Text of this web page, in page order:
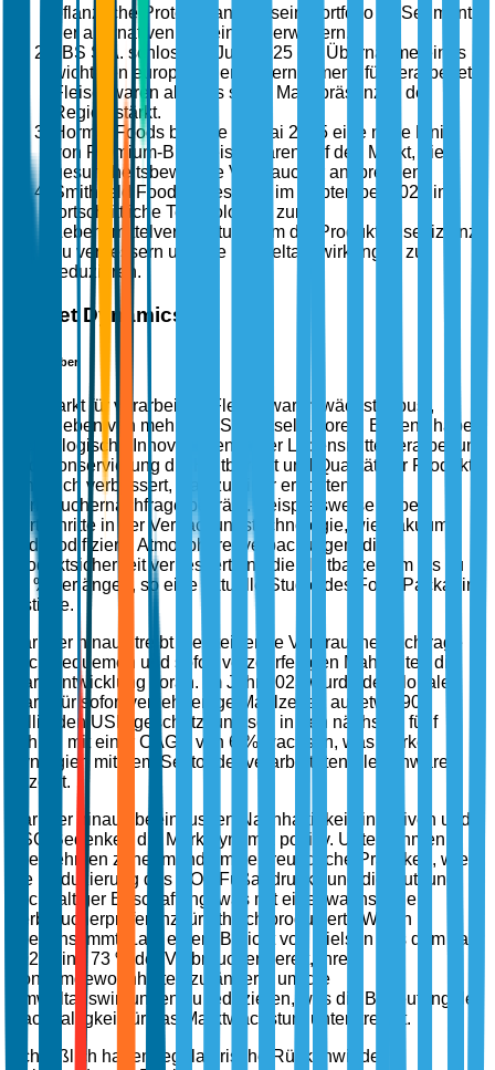
pflanzliche Proteine an, um sein Portfolio im Segment
der alternativen Proteine zu erweitern.
JBS S.A. schloss im Juni 2025 die Übernahme eines
wichtigen europäischen Unternehmens für verarbeitete
Fleischwaren ab, was seine Marktpräsenz in der
Region stärkt.
Hormel Foods brachte im Mai 2025 eine neue Linie
von Premium-Bio-Fleischwaren auf den Markt, die
gesundheitsbewusste Verbraucher ansprechen.
Smithfield Foods investierte im September 2025 in
fortschrittliche Technologien zur
Lebensmittelverarbeitung, um die Produktionseffizienz
zu verbessern und die Umweltauswirkungen zu
reduzieren.
Market Dynamics
Markttreiber
Der Markt für verarbeitete Fleischwaren wächst robust,
angetrieben von mehreren Schlüsselfaktoren. Erstens haben
technologische Innovationen in der Lebensmittelverarbeitung
und -konservierung die Haltbarkeit und Qualität der Produkte
erheblich verbessert, was zu einer erhöhten
Verbrauchernachfrage beiträgt. Beispielsweise haben
Fortschritte in der Verpackungstechnologie, wie Vakuum-
und modifizierte Atmosphärenverpackungen, die
Produktsicherheit verbessert und die Haltbarkeit um bis zu
50 % verlängert, so eine aktuelle Studie des Food Packaging
Institute.
Darüber hinaus treibt die steigende Verbrauchernachfrage
nach bequemen und sofort verzehrfertigen Mahlzeiten die
Marktentwicklung voran. Im Jahr 2023 wurde der globale
Markt für sofort verzehrfertige Mahlzeiten auf etwa 90
Milliarden USD geschätzt und soll in den nächsten fünf
Jahren mit einer CAGR von 6 % wachsen, was starke
Synergien mit dem Sektor der verarbeiteten Fleischwaren
anzeigt.
Darüber hinaus beeinflussen Nachhaltigkeitsinitiativen und
ESG-Bedenken die Marktdynamik positiv. Unternehmen
übernehmen zunehmend umweltfreundliche Praktiken, wie
die Reduzierung des CO2-Fußabdrucks und die Nutzung
nachhaltiger Beschaffung, was mit einer wachsenden
Verbraucherpräferenz für ethisch produzierte Waren
übereinstimmt. Laut einem Bericht von Nielsen aus dem Jahr
2022 sind 73 % der Verbraucher bereit, ihre
Konsumgewohnheiten zu ändern, um die
Umweltauswirkungen zu reduzieren, was die Bedeutung der
Nachhaltigkeit für das Marktwachstum unterstreicht.
Schließlich haben regulatorische Rückenwinde,